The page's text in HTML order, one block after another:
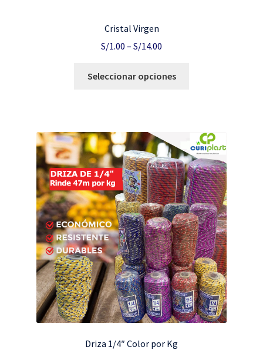
Cristal Virgen
S/1.00 – S/14.00
Seleccionar opciones
Driza 1/4″ Color por Kg